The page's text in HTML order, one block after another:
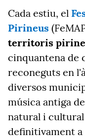
Cada estiu, el
Pirineus
territoris
cinquantena de
reconeguts en
diversos
música antiga
natural i
definitivament a